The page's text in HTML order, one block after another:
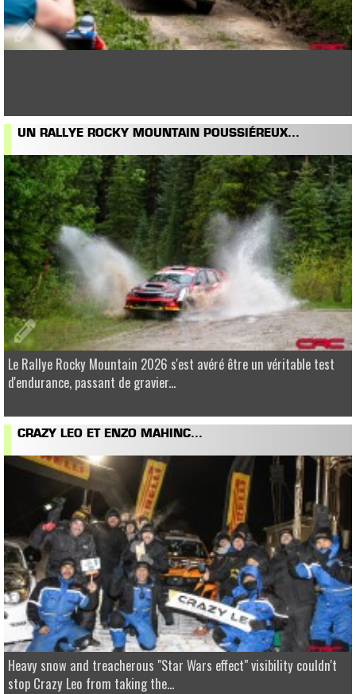
UN RALLYE ROCKY MOUNTAIN POUSSIÉREUX...
Le Rallye Rocky Mountain 2026 s'est avéré être un véritable test
d'endurance, passant de gravier...
CRAZY LEO ET ENZO MAHINC...
Heavy snow and treacherous "Star Wars effect" visibility couldn't
stop Crazy Leo from taking the...